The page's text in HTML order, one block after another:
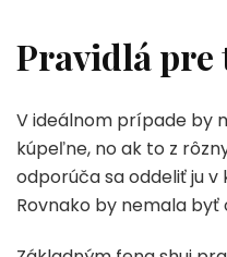
Pravidlá pre
V ideálnom prípade by
kúpeľne, no ak to z
odporúča sa oddeliť ju
Rovnako by nemala